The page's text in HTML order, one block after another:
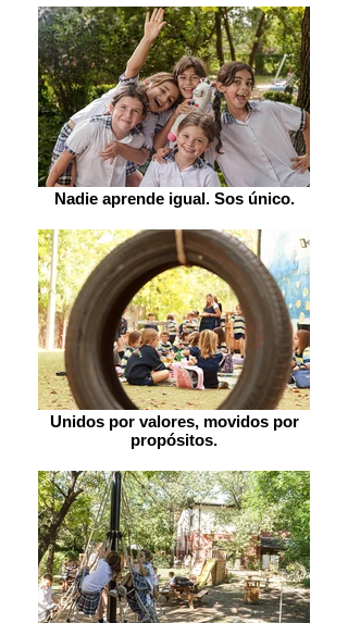
Nadie aprende igual. Sos único.
Unidos por valores, movidos por
propósitos.